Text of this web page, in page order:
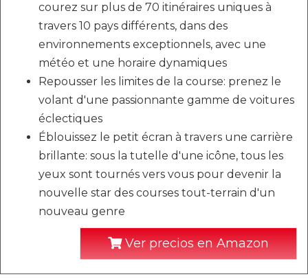
courez sur plus de 70 itinéraires uniques à
travers 10 pays différents, dans des
environnements exceptionnels, avec une
météo et une horaire dynamiques
Repousser les limites de la course: prenez le
volant d'une passionnante gamme de voitures
éclectiques
Éblouissez le petit écran à travers une carrière
brillante: sous la tutelle d'une icône, tous les
yeux sont tournés vers vous pour devenir la
nouvelle star des courses tout-terrain d'un
nouveau genre
Ver precios en Amazon